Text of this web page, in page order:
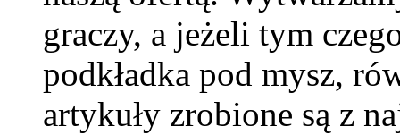
graczy, a jeżeli tym
podkładka pod mysz,
artykuły zrobione są z